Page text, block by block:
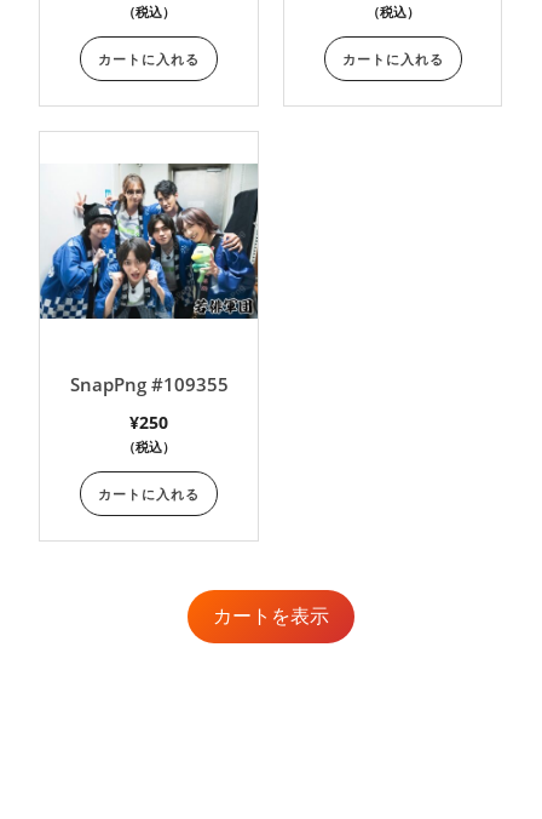
（税込）
カートに入れる
（税込）
カートに入れる
SnapPng #109355
¥250
（税込）
カートに入れる
カートを表示